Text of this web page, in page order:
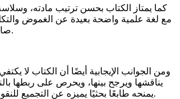
كما يمتاز الكتاب بحسن ترتيب مادته، وسلاسة
مع لغة علمية واضحة بعيدة عن الغموض
صالحًا للمتخصص وغيره.
ومن الجوانب الإيجابية أيضًا أن الكتاب لا
يناقشها ويرجح بينها، ويحرص على ربطها
يمنحه طابعًا بحثيًا يميزه عن التجميع للنقول من غير توظيف لها.